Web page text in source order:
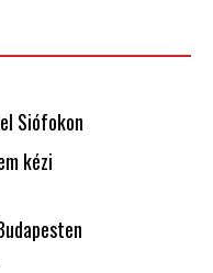
Siófokon
kézi